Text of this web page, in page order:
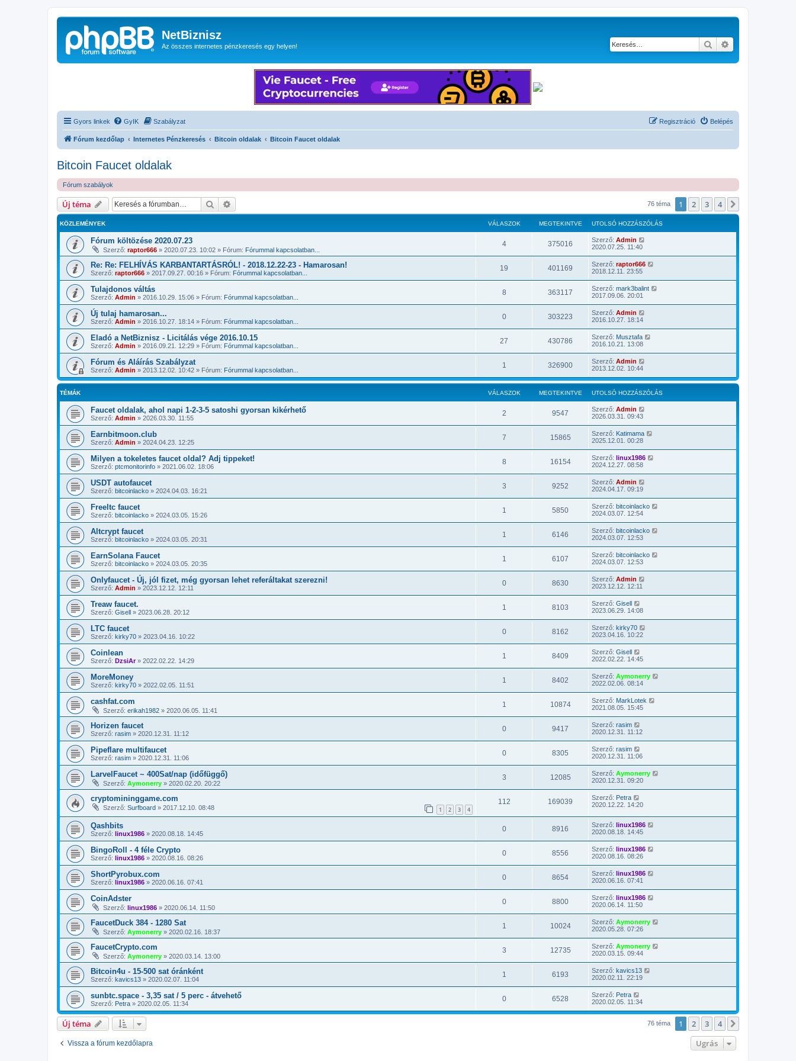
NetBiznisz
Az összes internetes pénzkeresés egy helyen! Keresés
Gyors linkek GyIK Szabályzat Belépés
Regisztráció
Fórum kezdőlap Internetes Pénzkeresés Bitcoin oldalak Bitcoin Faucet oldalak
Bitcoin Faucet oldalak
Fórum szabályok
Új téma Keresés 76 téma 1 2 3 4
KÖZLEMÉNYEK VÁLASZOK MEGTEKINTVE UTOLSÓ HOZZÁSZÓLÁS
Fórum költözése 2020.07.23
Szerző: raptor666 » 2020.07.23. 10:02 » Fórum: Fórummal kapcsolatban...
4 375016 Szerző: Admin
2020.07.25. 11:40
Re: Re: FELHÍVÁS KARBANTARTÁSRÓL! - 2018.12.22-23 - Hamarosan!
Szerző: raptor666 » 2017.09.27. 00:16 » Fórum: Fórummal kapcsolatban...
19 401169 Szerző: raptor666
2018.12.11. 23:55
Tulajdonos váltás
Szerző: Admin » 2016.10.29. 15:06 » Fórum: Fórummal kapcsolatban...
8 363117 Szerző: mark3balint
2017.09.06. 20:01
Új tulaj hamarosan...
Szerző: Admin » 2016.10.27. 18:14 » Fórum: Fórummal kapcsolatban...
0 303223 Szerző: Admin
2016.10.27. 18:14
Eladó a NetBiznisz - Licitálás vége 2016.10.15
Szerző: Admin » 2016.09.21. 12:29 » Fórum: Fórummal kapcsolatban...
27 430786 Szerző: Musztafa
2016.10.21. 13:08
Fórum és Aláírás Szabályzat
Szerző: Admin » 2013.12.02. 10:42 » Fórum: Fórummal kapcsolatban...
1 326900 Szerző: Admin
2013.12.02. 10:44
TÉMÁK VÁLASZOK MEGTEKINTVE UTOLSÓ HOZZÁSZÓLÁS
Faucet oldalak, ahol napi 1-2-3-5 satoshi gyorsan kikérhető
Szerző: Admin » 2026.03.30. 11:55
2 9547 Szerző: Admin
2026.03.31. 09:43
Earnbitmoon.club
Szerző: Admin » 2024.04.23. 12:25
7 15865 Szerző: Katimama
2025.12.01. 00:28
Milyen a tokeletes faucet oldal? Adj tippeket!
Szerző: ptcmonitorinfo » 2021.06.02. 18:06
8 16154 Szerző: linux1986
2024.12.27. 08:58
USDT autofaucet
Szerző: bitcoinlacko » 2024.04.03. 16:21
3 9252 Szerző: Admin
2024.04.17. 09:19
Freeltc faucet
Szerző: bitcoinlacko » 2024.03.05. 15:26
1 5850 Szerző: bitcoinlacko
2024.03.07. 12:54
Altcrypt faucet
Szerző: bitcoinlacko » 2024.03.05. 20:31
1 6146 Szerző: bitcoinlacko
2024.03.07. 12:53
EarnSolana Faucet
Szerző: bitcoinlacko » 2024.03.05. 20:35
1 6107 Szerző: bitcoinlacko
2024.03.07. 12:53
Onlyfaucet - Új, jól fizet, még gyorsan lehet referáltakat szerezni!
Szerző: Admin » 2023.12.12. 12:11
0 8630 Szerző: Admin
2023.12.12. 12:11
Treaw faucet.
Szerző: Gisell » 2023.06.28. 20:12
1 8103 Szerző: Gisell
2023.06.29. 14:08
LTC faucet
Szerző: kirky70 » 2023.04.16. 10:22
0 8162 Szerző: kirky70
2023.04.16. 10:22
Coinlean
Szerző: DzsiAr» 2022.02.22. 14:29
1 8409 Szerző: Gisell
2022.02.22. 14:45
MoreMoney
Szerző: kirky70 » 2022.02.05. 11:51
1 8402 Szerző: Aymonerry
2022.02.06. 08:14
cashfat.com
Szerző: erikah1982 » 2020.06.05. 11:41
1 10874 Szerző: MarkLotek
2021.08.05. 15:45
Horizen faucet
Szerző: rasim » 2020.12.31. 11:12
0 9417 Szerző: rasim
2020.12.31. 11:12
Pipeflare multifaucet
Szerző: rasim » 2020.12.31. 11:06
0 8305 Szerző: rasim
2020.12.31. 11:06
LarvelFaucet ~ 400Sat/nap (időfüggő)
Szerző: Aymonerry » 2020.02.20. 20:22
3 12085 Szerző: Aymonerry
2020.12.31. 09:20
cryptomininggame.com
Szerző: Surfboard » 2017.12.10. 08:48 1 2 3 4
112 169039 Szerző: Petra
2020.12.22. 14:20
Qashbits
Szerző: linux1986 » 2020.08.18. 14:45
0 8916 Szerző: linux1986
2020.08.18. 14:45
BingoRoll - 4 féle Crypto
Szerző: linux1986 » 2020.08.16. 08:26
0 8556 Szerző: linux1986
2020.08.16. 08:26
ShortPyrobux.com
Szerző: linux1986 » 2020.06.16. 07:41
0 8654 Szerző: linux1986
2020.06.16. 07:41
CoinAdster
Szerző: linux1986 » 2020.06.14. 11:50
0 8800 Szerző: linux1986
2020.06.14. 11:50
FaucetDuck 384 - 1280 Sat
Szerző: Aymonerry » 2020.02.16. 18:37
1 10024 Szerző: Aymonerry
2020.05.28. 07:26
FaucetCrypto.com
Szerző: Aymonerry » 2020.03.14. 13:00
3 12735 Szerző: Aymonerry
2020.03.15. 09:44
Bitcoin4u - 15-500 sat óránként
Szerző: kavics13 » 2020.02.07. 11:04
1 6193 Szerző: kavics13
2020.02.11. 22:19
sunbtc.space - 3,35 sat / 5 perc - átvehető
Szerző: Petra » 2020.02.05. 11:34
0 6528 Szerző: Petra
2020.02.05. 11:34
Új téma 76 téma 1 2 3 4
Vissza a fórum kezdőlapra Ugrás